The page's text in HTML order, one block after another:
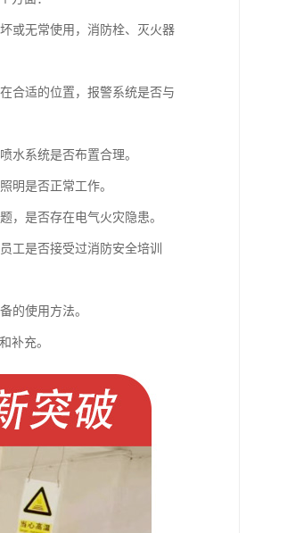
或无常使用，消防栓、灭火器
合适的位置，报警系统是否与
水系统是否布置合理。
明是否正常工作。
，是否存在电气火灾隐患。
工是否接受过消防安全培训
的使用方法。
补充。